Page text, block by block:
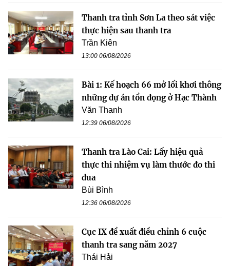
Thanh tra tỉnh Sơn La theo sát việc
thực hiện sau thanh tra
Trần Kiên
13:00 06/08/2026
Bài 1: Kế hoạch 66 mở lối khơi thông
những dự án tồn đọng ở Hạc Thành
Văn Thanh
12:39 06/08/2026
Thanh tra Lào Cai: Lấy hiệu quả
thực thi nhiệm vụ làm thước đo thi
đua
Bùi Bình
12:36 06/08/2026
Cục IX đề xuất điều chỉnh 6 cuộc
thanh tra sang năm 2027
Thái Hải